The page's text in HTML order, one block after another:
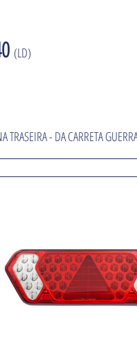
(LD)
TRASEIRA - DA CARRETA